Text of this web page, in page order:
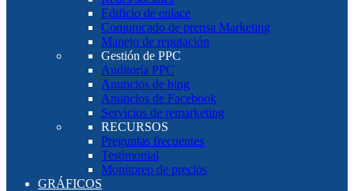
Edificio de enlace
Comunicado de prensa Marketing
Manejo de reputación
Gestión de PPC
Auditoría PPC
Anuncios de bing
Anuncios de Facebook
Servicios de remarketing
RECURSOS
Preguntas frecuentes
Testimonial
Monitoreo de precios
GRÁFICOS